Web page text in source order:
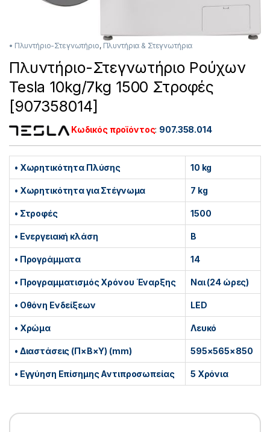
• Πλυντήριο-Στεγνωτήριο, Πλυντήρια & Στεγνωτήρια
Πλυντήριο-Στεγνωτήριο Ρούχων
Tesla 10kg/7kg 1500 Στροφές
[907358014]
Κωδικός προϊόντος: 907.358.014
• Χωρητικότητα Πλύσης 10 kg
• Χωρητικότητα για Στέγνωμα 7 kg
• Στροφές 1500
• Ενεργειακή κλάση B
• Προγράμματα 14
• Προγραμματισμός Χρόνου Έναρξης Ναι (24 ώρες)
• Oθόνη Ενδείξεων LED
• Χρώμα Λευκό
• Διαστάσεις (Π×Β×Υ) (mm) 595×565×850
• Εγγύηση Επίσημης Αντιπροσωπείας 5 Χρόνια